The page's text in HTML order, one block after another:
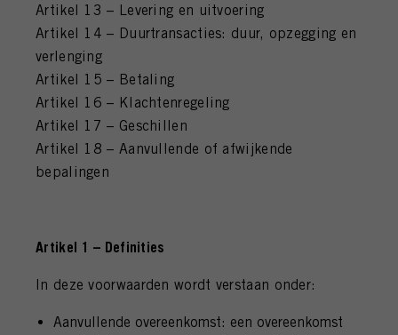
Artikel 13 – Levering en uitvoering
Artikel 14 – Duurtransacties: duur, opzegging en
verlenging
Artikel 15 – Betaling
Artikel 16 – Klachtenregeling
Artikel 17 – Geschillen
Artikel 18 – Aanvullende of afwijkende
bepalingen
Artikel 1 – Definities
In deze voorwaarden wordt verstaan onder:
Aanvullende overeenkomst: een overeenkomst